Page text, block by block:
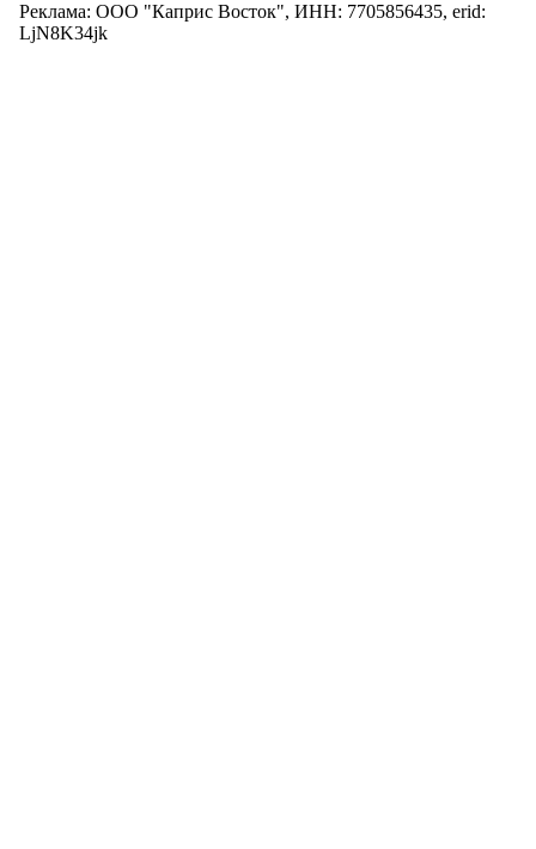
Реклама: ООО "Каприс Восток", ИНН: 7705856435, erid:
LjN8K34jk